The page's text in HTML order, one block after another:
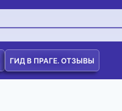
ГИД В ПРАГЕ. ОТЗЫВЫ